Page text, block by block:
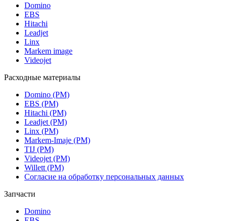
Domino
EBS
Hitachi
Leadjet
Linx
Markem image
Videojet
Расходные материалы
Domino (РМ)
EBS (РМ)
Hitachi (РМ)
Leadjet (РМ)
Linx (РМ)
Markem-Imaje (РМ)
TIJ (РМ)
Videojet (РМ)
Willett (РМ)
Согласие на обработку персональных данных
Запчасти
Domino